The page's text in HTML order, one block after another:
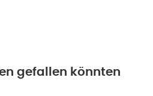
gefallen könnten